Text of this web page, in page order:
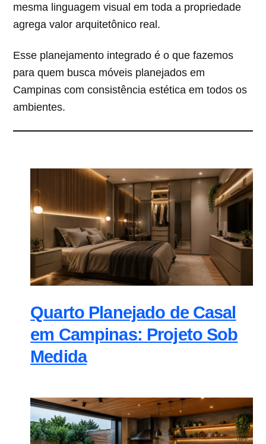
mesma linguagem visual em toda a propriedade
agrega valor arquitetônico real.
Esse planejamento integrado é o que fazemos
para quem busca móveis planejados em
Campinas com consistência estética em todos os
ambientes.
Quarto Planejado de Casal
em Campinas: Projeto Sob
Medida